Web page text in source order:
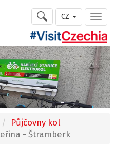
CZ
Půjčovny kol
- Štramberk